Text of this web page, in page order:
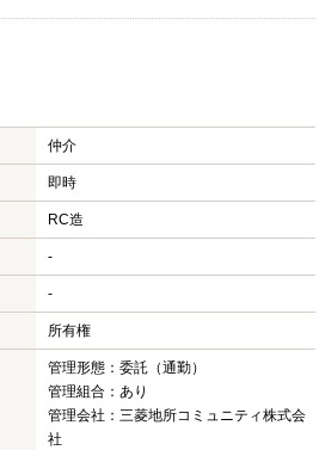
仲介
即時
RC造
-
-
所有権
管理形態：委託（通勤）
管理組合：あり
管理会社：三菱地所コミュニティ株式会
社